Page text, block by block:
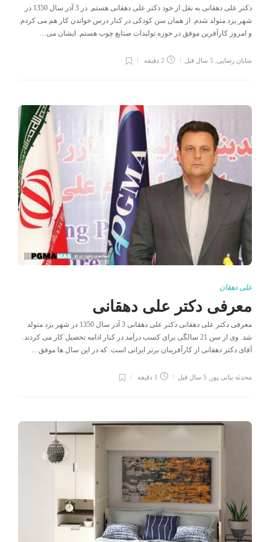
دکتر علی دهقانی به نقل از خود دکتر علی دهقانی هستم. در 3 آذر سال 1350 در
شهر یزد متولد شدم. از همان سن کودکی در کنار درس خواندن کار هم می کردم.
و امروز کارآفرین موفق در حوزه تولیدات صنایع چوب هستم. ایشان می…
شایان رضایی 5 سال قبل 2 دقیقه
علی دهقان
معرفی دکتر علی دهقانی
معرفی دکتر علی دهقانی دکتر علی دهقانی 3 آذر سال 1350 در شهر یزد متولد
شد. وی از سن 21 سالگی برای کسب درآمد در کنار ادامه تحصیل کار می کردند.
آقای دکتر دهقانی از کارآفرینان برتر ایرانی است. که در این سال ها موفق…
محدثه بیانی پور 5 سال قبل 1 دقیقه